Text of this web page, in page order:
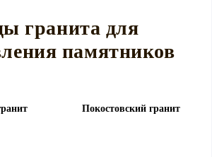
гранита для
памятников
Покостовский гранит